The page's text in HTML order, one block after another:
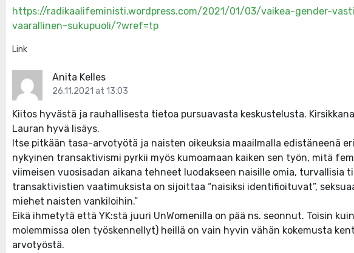
https://radikaalifeministi.wordpress.com/2021/01/03/vaikea-gender-
vaarallinen-sukupuoli/?wref=tp
Link
Anita Kelles
26.11.2021 at 13:03
Kiitos hyvästä ja rauhallisesta tietoa pursuavasta keskustelusta.
Lauran hyvä lisäys.
Itse pitkään tasa-arvotyötä ja naisten oikeuksia maailmalla edistäneenä
nykyinen transaktivismi pyrkii myös kumoamaan kaiken sen työn, mitä
viimeisen vuosisadan aikana tehneet luodakseen naisille omia, turvallisia
transaktivistien vaatimuksista on sijoittaa “naisiksi identifioituvat”,
miehet naisten vankiloihin.”
Eikä ihmetytä että YK:stä juuri UnWomenilla on pää ns. seonnut. Toisin
molemmissa olen työskennellyt) heillä on vain hyvin vähän kokemusta
arvotyöstä.